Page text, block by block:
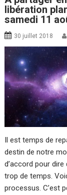
libération
samedi 11
30 juillet 2018
Il est temps de
destin de notre
d’accord pour
trop de temps.
processus. C’est